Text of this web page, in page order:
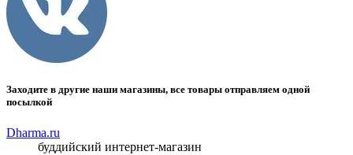
Заходите в другие наши магазины, все товары отправляем одной
посылкой
Dharma.ru
буддийский интернет-магазин